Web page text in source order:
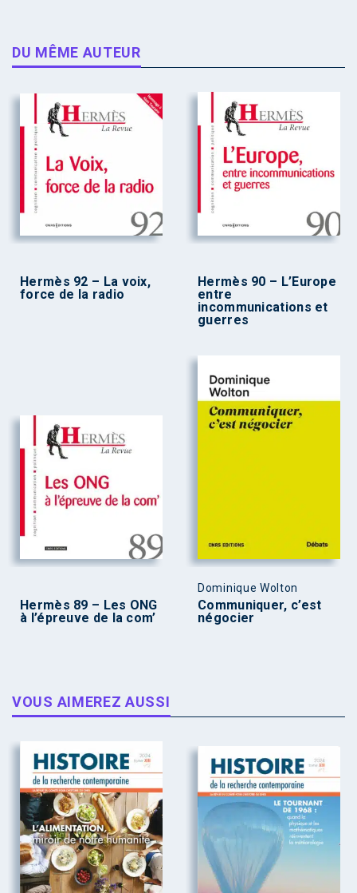
DU MÊME AUTEUR
Hermès 92 – La voix,
force de la radio
Hermès 90 – L’Europe
entre
incommunications et
guerres
Hermès 89 – Les ONG
à l’épreuve de la com’
Dominique Wolton
Communiquer, c’est
négocier
VOUS AIMEREZ AUSSI